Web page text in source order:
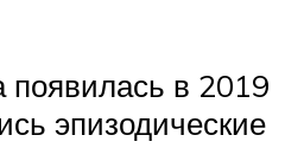
появилась в 2019
эпизодические